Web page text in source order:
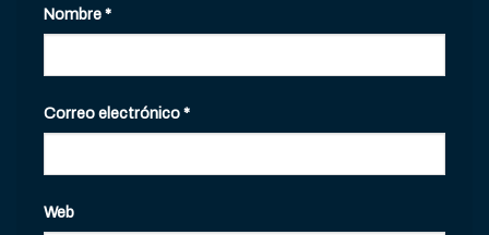
Nombre*
Correo electrónico*
Web